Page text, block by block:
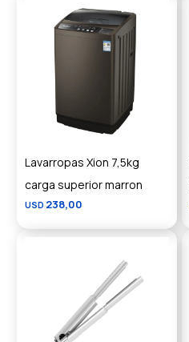
Lavarropas Xion 7,5kg
carga superior marron
USD 238,00